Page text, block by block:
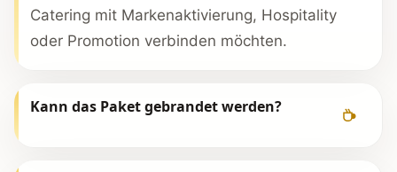
Catering mit Markenaktivierung, Hospitality
oder Promotion verbinden möchten.
Kann das Paket gebrandet werden?